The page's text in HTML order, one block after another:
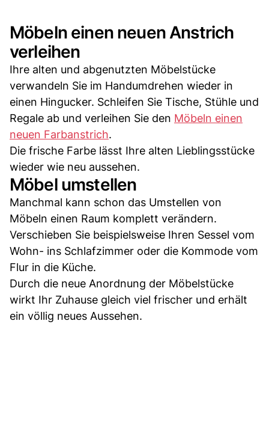
Möbeln einen neuen Anstrich
verleihen
Ihre alten und abgenutzten Möbelstücke
verwandeln Sie im Handumdrehen wieder in
einen Hingucker. Schleifen Sie Tische, Stühle und
Regale ab und verleihen Sie den Möbeln einen
neuen Farbanstrich.
Die frische Farbe lässt Ihre alten Lieblingsstücke
wieder wie neu aussehen.
Möbel umstellen
Manchmal kann schon das Umstellen von
Möbeln einen Raum komplett verändern.
Verschieben Sie beispielsweise Ihren Sessel vom
Wohn- ins Schlafzimmer oder die Kommode vom
Flur in die Küche.
Durch die neue Anordnung der Möbelstücke
wirkt Ihr Zuhause gleich viel frischer und erhält
ein völlig neues Aussehen.